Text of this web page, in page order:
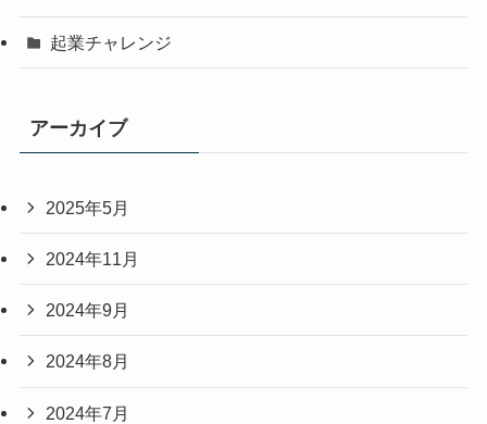
起業チャレンジ
アーカイブ
2025年5月
2024年11月
2024年9月
2024年8月
2024年7月